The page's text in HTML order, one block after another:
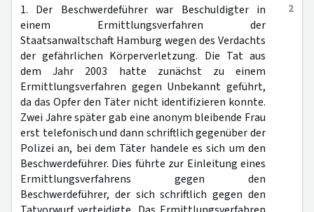
2
1. Der Beschwerdeführer war Beschuldigter in
einem Ermittlungsverfahren der
Staatsanwaltschaft Hamburg wegen des Verdachts
der gefährlichen Körperverletzung. Die Tat aus
dem Jahr 2003 hatte zunächst zu einem
Ermittlungsverfahren gegen Unbekannt geführt,
da das Opfer den Täter nicht identifizieren konnte.
Zwei Jahre später gab eine anonym bleibende Frau
erst telefonisch und dann schriftlich gegenüber der
Polizei an, bei dem Täter handele es sich um den
Beschwerdeführer. Dies führte zur Einleitung eines
Ermittlungsverfahrens gegen den
Beschwerdeführer, der sich schriftlich gegen den